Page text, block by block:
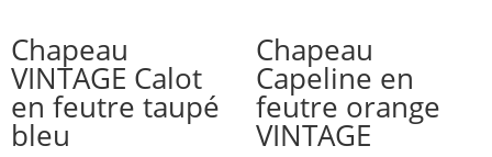
Chapeau
VINTAGE Calot
en feutre taupé
bleu
Chapeau
Capeline en
feutre orange
VINTAGE